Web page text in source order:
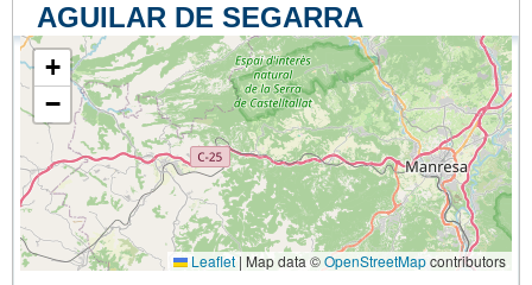
AGUILAR DE SEGARRA
+
−
Leaflet | Map data ©OpenStreetMapcontributors